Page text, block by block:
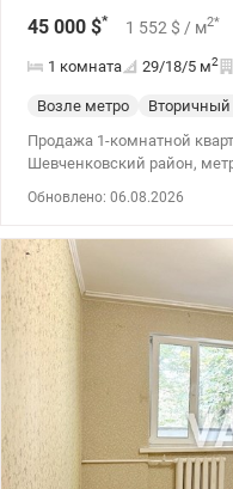
45 000 $* 1 552 $ / м2*
1 комната 29/18/5 м2
Возле метро
Продажа 1-комнатной
Шевченковский район,
кв.м.,есть гардеробная. В
бойлер, телевизор,
проживания или арендного бизнеса. Удобная
метро Дорогожичи 10
общественного
учреждения, магазины,
Цена 45000 у.е.Без
valion.ua/1555305
Обновлено: 06.08.2026